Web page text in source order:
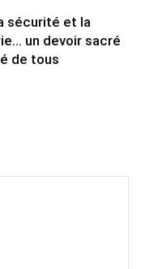
sécurité et la
un devoir sacré
de tous